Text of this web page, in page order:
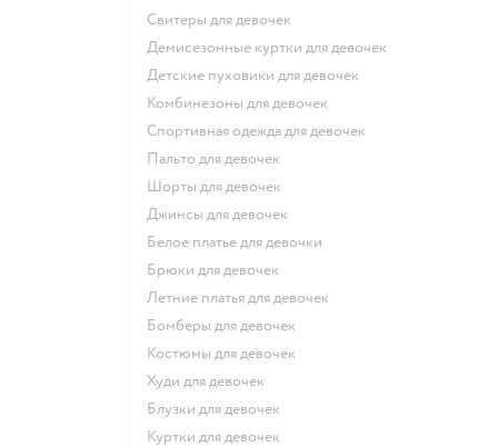
Свитеры для девочек
Демисезонные куртки для девочек
Детские пуховики для девочек
Комбинезоны для девочек
Спортивная одежда для девочек
Пальто для девочек
Шорты для девочек
Джинсы для девочек
Белое платье для девочки
Брюки для девочек
Летние платья для девочек
Бомберы для девочек
Костюмы для девочек
Худи для девочек
Блузки для девочек
Куртки для девочек